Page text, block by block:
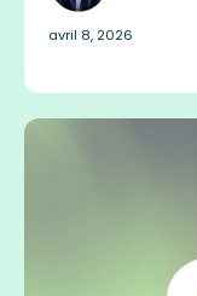
avril 8, 2026